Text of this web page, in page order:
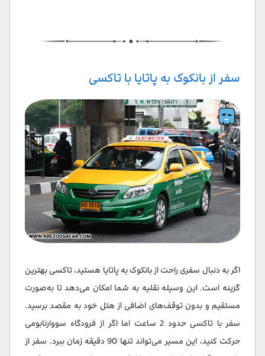
سفر از بانکوک به پاتایا با تاکسی
اگر به دنبال سفری راحت از بانکوک به پاتایا هستید، تاکسی بهترین
گزینه است. این وسیله نقلیه به شما امکان می‌دهد تا به‌صورت
مستقیم و بدون توقف‌های اضافی از هتل خود به مقصد برسید.
سفر با تاکسی حدود 2 ساعت اما اگر از فرودگاه سووارنابومی
حرکت کنید، این مسیر می‌تواند تنها 90 دقیقه زمان ببرد. سفر از